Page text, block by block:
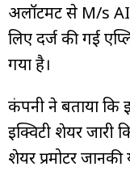
अलॉटमेंट से M/s
लिए दर्ज की गई
गया है।
कंपनी ने बताया
इक्विटी शेयर
शेयर प्रमोटर